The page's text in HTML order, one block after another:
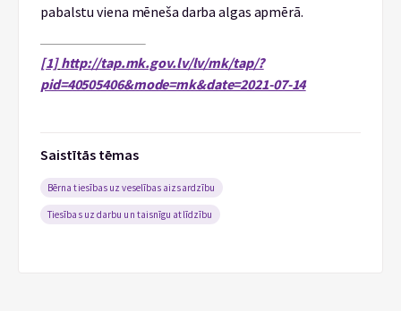
pabalstu viena mēneša darba algas apmērā.
[1] http://tap.mk.gov.lv/lv/mk/tap/?
pid=40505406&mode=mk&date=2021-07-14
Saistītās tēmas
Bērna tiesības uz veselības aizsardzību
Tiesības uz darbu un taisnīgu atlīdzību